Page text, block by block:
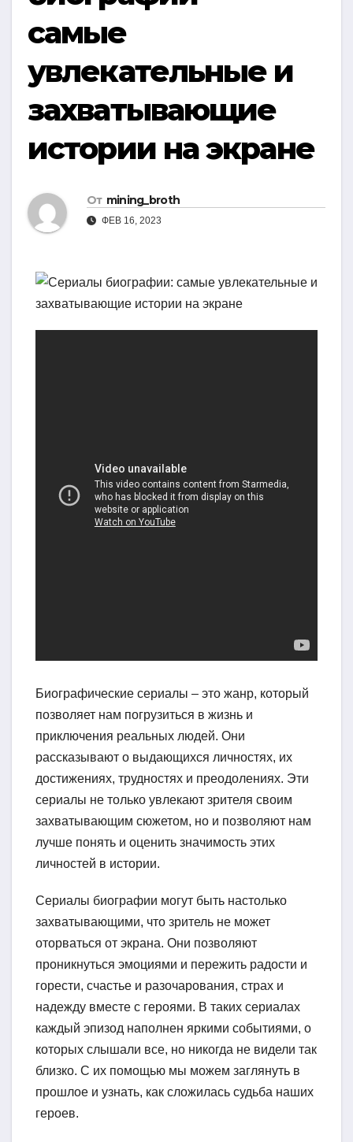
самые
увлекательные и
захватывающие
истории на экране
От mining_broth
ФЕВ 16, 2023
Биографические сериалы – это жанр, который
позволяет нам погрузиться в жизнь и
приключения реальных людей. Они
рассказывают о выдающихся личностях, их
достижениях, трудностях и преодолениях. Эти
сериалы не только увлекают зрителя своим
захватывающим сюжетом, но и позволяют нам
лучше понять и оценить значимость этих
личностей в истории.
Сериалы биографии могут быть настолько
захватывающими, что зритель не может
оторваться от экрана. Они позволяют
проникнуться эмоциями и пережить радости и
горести, счастье и разочарования, страх и
надежду вместе с героями. В таких сериалах
каждый эпизод наполнен яркими событиями, о
которых слышали все, но никогда не видели так
близко. С их помощью мы можем заглянуть в
прошлое и узнать, как сложилась судьба наших
героев.